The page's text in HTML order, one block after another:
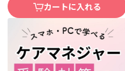
カートに入れる